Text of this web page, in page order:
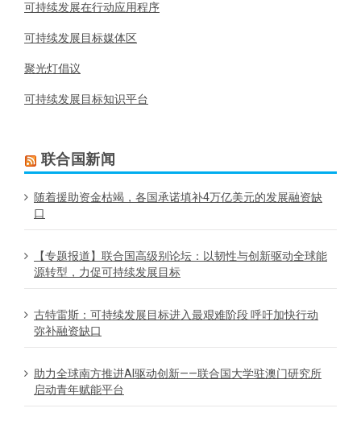
可持续发展在行动应用程序
可持续发展目标媒体区
聚光灯倡议
可持续发展目标知识平台
联合国新闻
随着援助资金枯竭，各国承诺填补4万亿美元的发展融资缺
口
【专题报道】联合国高级别论坛：以韧性与创新驱动全球能
源转型，力促可持续发展目标
古特雷斯：可持续发展目标进入最艰难阶段 呼吁加快行动
弥补融资缺口
助力全球南方推进AI驱动创新——联合国大学驻澳门研究所
启动青年赋能平台